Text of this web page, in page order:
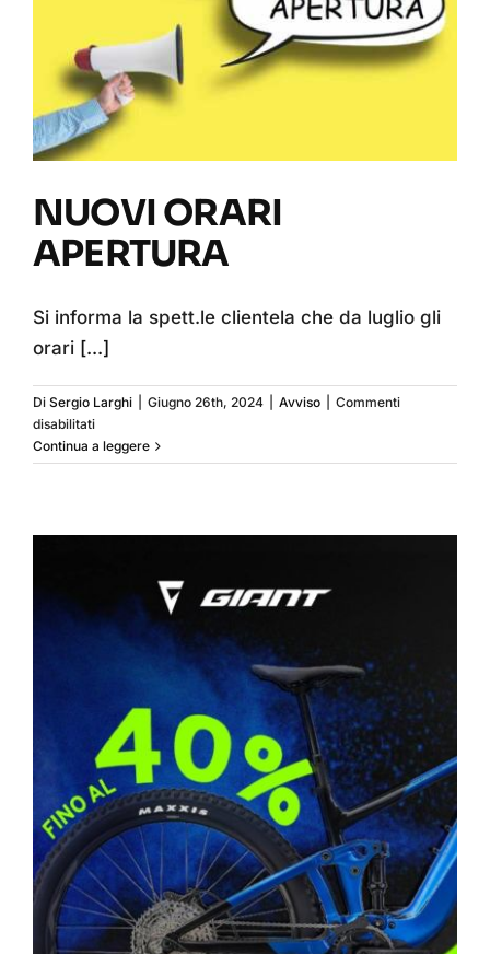
NUOVI ORARI APERTURA
NUOVI ORARI
APERTURA
Si informa la spett.le clientela che da luglio gli
orari [...]
Di Sergio Larghi Giugno 26th, 2024 Avviso
Commenti
disabilitatisu
NUOVI
ORARI
Continua a leggere
OFFERTA GIANT